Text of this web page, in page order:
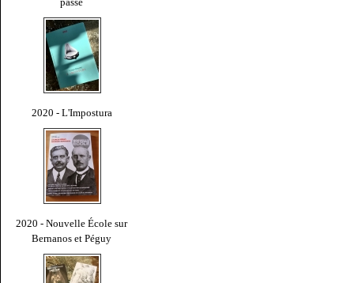
2020 - L'Impostura
2020 - Nouvelle École sur
Bernanos et Péguy